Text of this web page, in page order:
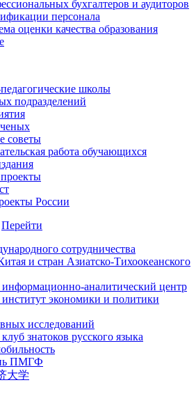
бухгалтеров и аудиторов
персонала
оценки качества образования
школы
подразделений
советы
работа обучающихся
России
Перейти
сотрудничества
и стран Азиатско-Тихоокеанского
аналитический центр
экономики и политики
исследований
знатоков русского языка
ПМГФ
大学